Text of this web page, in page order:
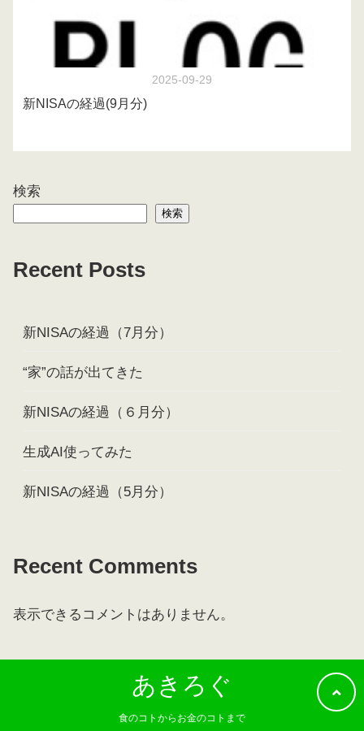
2025-09-29
新NISAの経過(9月分)
検索
検索
Recent Posts
新NISAの経過（7月分）
“家”の話が出てきた
新NISAの経過（６月分）
生成AI使ってみた
新NISAの経過（5月分）
Recent Comments
表示できるコメントはありません。
あきろぐ
食のコトからお金のコトまで